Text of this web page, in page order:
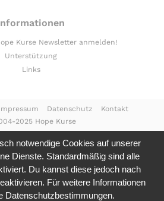
Kurse Newsletter anmelden!
Unterstützung
Links
2025 Hope Kurse
Datenschutz Kontakt
notwendige Cookies auf unserer
Dienste. Standardmäßig sind alle
Du kannst diese jedoch nach
Für weitere Informationen
Datenschutzbestimmungen.